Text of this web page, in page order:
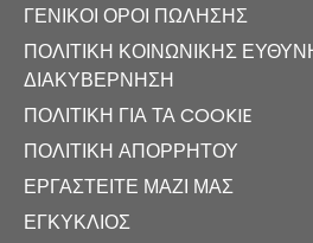
ΓΕΝΙΚΟΊ ΌΡΟΙ ΠΏΛΗΣΗΣ
ΠΟΛΙΤΙΚΉ ΚΟΙΝΩΝΙΚΉΣ
ΔΙΑΚΥΒΈΡΝΗΣΗ
ΠΟΛΙΤΙΚΉ ΓΙΑ ΤΑ COOKIE
ΠΟΛΙΤΙΚΉ ΑΠΟΡΡΉΤΟΥ
ΕΡΓΑΣΤΕΊΤΕ ΜΑΖΊ ΜΑΣ
ΕΓΚΎΚΛΙΟΣ